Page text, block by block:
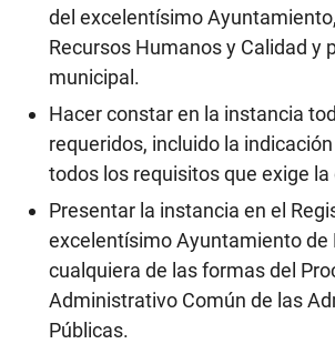
del excelentísimo
Recursos Humanos y Calidad y
municipal.
Hacer constar en la instancia
requeridos, incluido la
todos los requisitos que exige
Presentar la instancia en el
excelentísimo Ayuntamiento de
cualquiera de las formas del
Administrativo Común de las
Públicas.